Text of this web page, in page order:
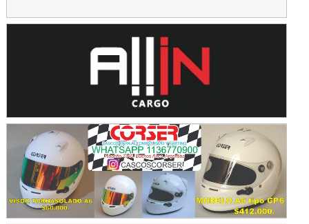
KDO - F6
Ciudad de Trenque Lauquen (Asfalto)
Trenque Lauquen (Buenos Aires)
VICTORIENSE - F7
El Cerro (Tierra)
Victoria (Entre Ríos)
PATAGONICO - F6
Moto Club Reginense (Tierra)
Gral. E. Godoy (Río Negro)